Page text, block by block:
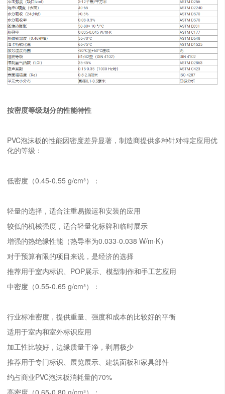
按密度等级划分的性能特性
PVC泡沫板的性能因密度差异显著，制造商提供多种针对特定应用优
化的等级：
低密度（0.45-0.55 g/cm³）：
轻量的选择，适合注重易搬运和安装的应用
较低的机械强度，适合轻量化标牌和临时展示
增强的热绝缘性能（热导率为0.033-0.038 W/m·K）
对于预算有限的项目来说，是经济的选择
推荐用于室内标识、POP展示、模型制作和手工艺应用
中密度（0.55-0.65 g/cm³）：
行业标准密度，提供重量、强度和成本的比较好的平衡
适用于室内和室外标识应用
加工性比较好，边缘质量干净，剥屑极少
推荐用于专门标识、展览展示、建筑面板和家具部件
约占商业PVC泡沫板消耗量的70%